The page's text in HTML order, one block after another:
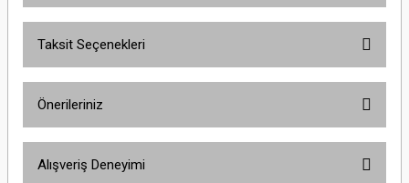
Taksit Seçenekleri
Önerileriniz
yetersiz gördüğünüz noktaları öneri formunu kullanarak tarafımıza
Alışveriş Deneyimi